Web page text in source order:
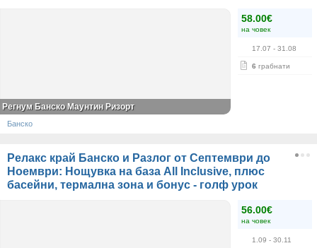
58.00€
на човек
17.07 - 31.08
6 грабнати
Регнум Банско Маунтин Ризорт
Банско
Релакс край Банско и Разлог от Септември до
Ноември: Нощувка на база All Inclusive, плюс
басейни, термална зона и бонус - голф урок
56.00€
на човек
1.09 - 30.11